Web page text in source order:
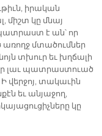
իրական
միշտ կը մնայ
է ան՝ որ
մտածումներ
տխուր եւ խղճալի
լաւ պատրաստուած
վերջոյ, տակաւին
եւ անյաջող,
կը